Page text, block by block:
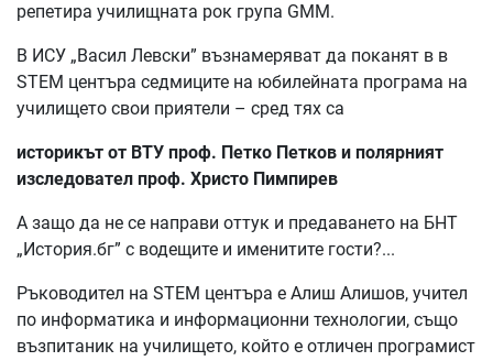
репетира училищната рок група GMM.
В ИСУ „Васил Левски” възнамеряват да поканят в в
STEM центъра седмиците на юбилейната програма на
училището свои приятели – сред тях са
историкът от ВТУ проф. Петко Петков и полярният
изследовател проф. Христо Пимпирев
А защо да не се направи оттук и предаването на БНТ
„История.бг” с водещите и именитите гости?...
Ръководител на STEM центъра е Алиш Алишов, учител
по информатика и информационни технологии, също
възпитаник на училището, който е отличен програмист